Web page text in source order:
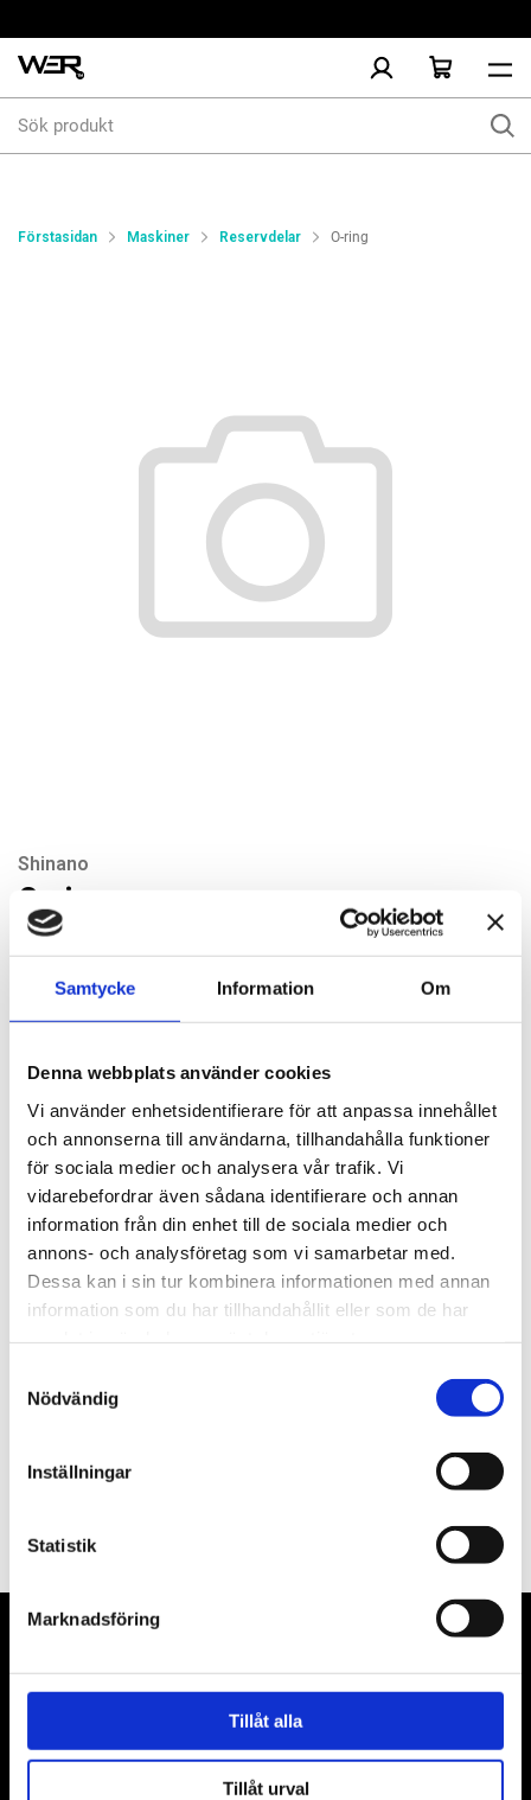
Samtycke Information Om
Denna webbplats använder cookies
Vi använder enhetsidentifierare för att anpassa innehållet
och annonserna till användarna, tillhandahålla funktioner
för sociala medier och analysera vår trafik. Vi
vidarebefordrar även sådana identifierare och annan
information från din enhet till de sociala medier och
annons- och analysföretag som vi samarbetar med.
Dessa kan i sin tur kombinera informationen med annan
information som du har tillhandahållit eller som de har
Nödvändig
Inställningar
Statistik
Marknadsföring
Tillåt alla
Tillåt urval
produkt
Förstasidan Maskiner Reservdelar O-ring
Shinano
O-ring
19 kr
st Lägg i varukorgen
Finns i lager
Beskrivning
Adress: Elementvägen 7, 702 27 Örebro